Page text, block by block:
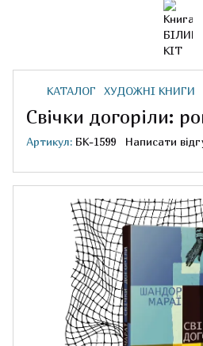
КАТАЛОГ ХУДОЖНІ КНИГИ
Свічки догоріли:
Артикул: БК-1599 Написати